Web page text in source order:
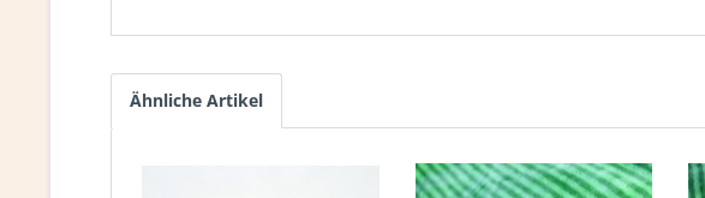
Ähnliche Artikel